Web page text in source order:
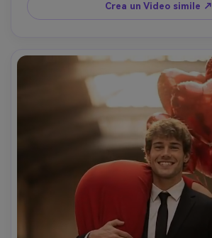
Crea un Video simile ↗